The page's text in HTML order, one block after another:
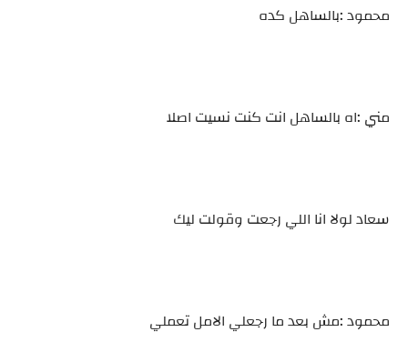
محمود :بالساهل كده
مني :اه بالساهل انت كنت نسيت اصلا
سعاد لولا انا اللي رجعت وقولت ليك
محمود :مش بعد ما رجعلي الامل تعملي